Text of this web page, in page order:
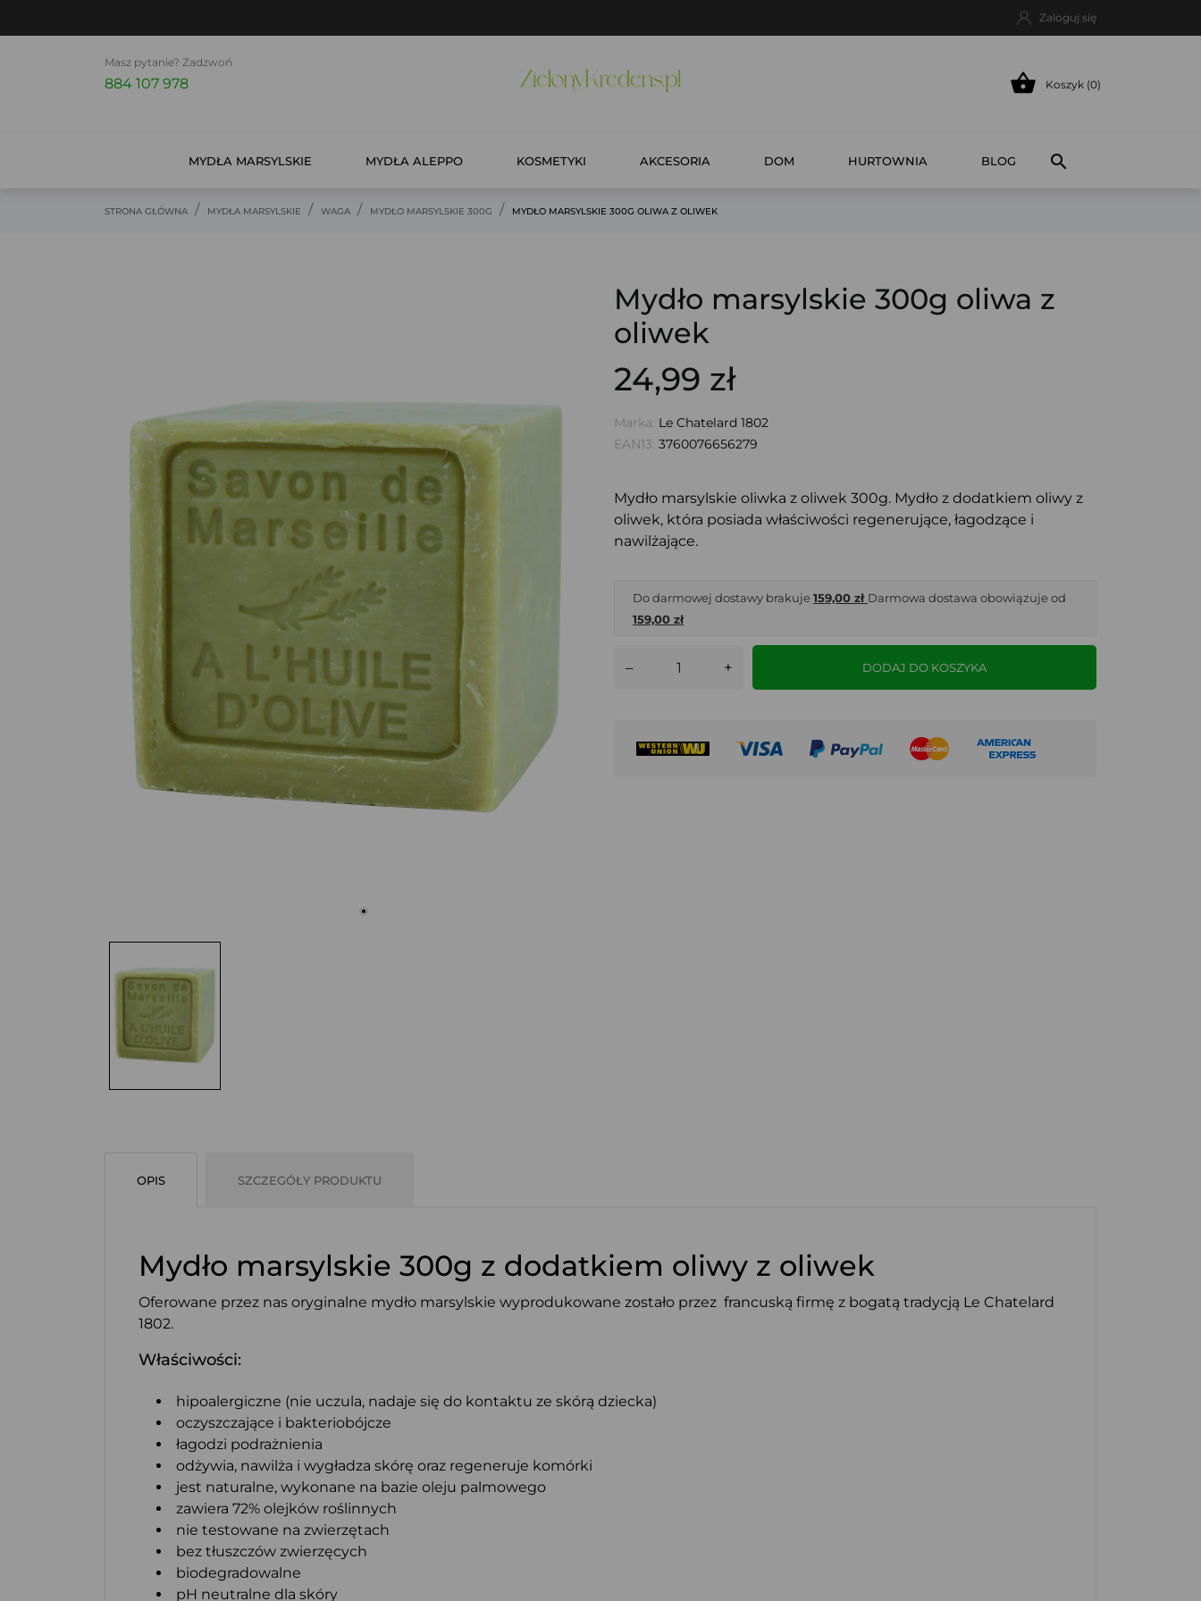
Zaloguj się
Masz pytanie? Zadzwoń
884 107 978  Koszyk (0)
MYDŁA MARSYLSKIE MYDŁA ALEPPO KOSMETYKI AKCESORIA DOM HURTOWNIA BLOG 
STRONA GŁÓWNA MYDŁA MARSYLSKIE WAGA MYDŁO MARSYLSKIE 300G MYDŁO MARSYLSKIE 300G OLIWA Z OLIWEK
Mydło marsylskie 300g oliwa z
oliwek
24,99 zł
Marka: Le Chatelard 1802
EAN13: 3760076656279
Mydło marsylskie oliwka z oliwek 300g. Mydło z dodatkiem oliwy z
oliwek, która posiada właściwości regenerujące, łagodzące i
nawilżające.
Do darmowej dostawy brakuje 159,00 zł Darmowa dostawa obowiązuje od
159,00 zł
– + DODAJ DO KOSZYKA
OPIS SZCZEGÓŁY PRODUKTU
Mydło marsylskie 300g z dodatkiem oliwy z oliwek
Oferowane przez nas oryginalne mydło marsylskie wyprodukowane zostało przez francuską firmę z bogatą tradycją Le Chatelard
1802.
Właściwości:
hipoalergiczne (nie uczula, nadaje się do kontaktu ze skórą dziecka)
oczyszczające i bakteriobójcze
łagodzi podrażnienia
odżywia, nawilża i wygładza skórę oraz regeneruje komórki
jest naturalne, wykonane na bazie oleju palmowego
zawiera 72% olejków roślinnych
nie testowane na zwierzętach
bez tłuszczów zwierzęcych
biodegradowalne
pH neutralne dla skóry